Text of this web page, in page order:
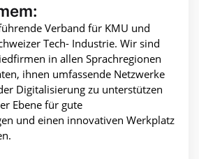
Verband für KMU und
Tech- Industrie. Wir sind
in allen Sprachregionen
ihnen umfassende Netzwerke
Digitalisierung zu unterstützen
Ebene für gute
und einen innovativen Werkplatz